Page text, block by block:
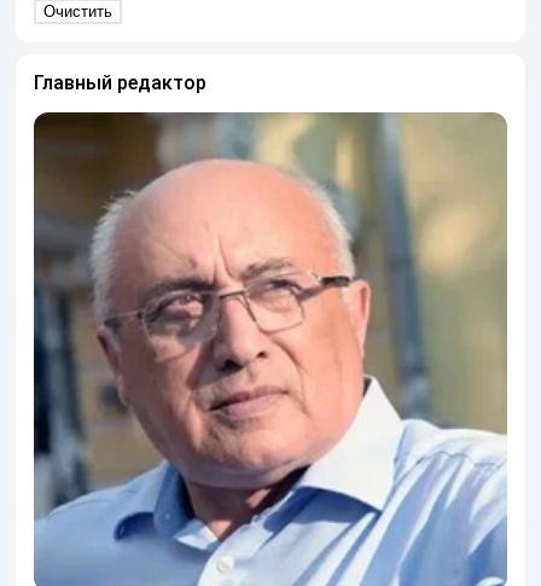
Главный редактор